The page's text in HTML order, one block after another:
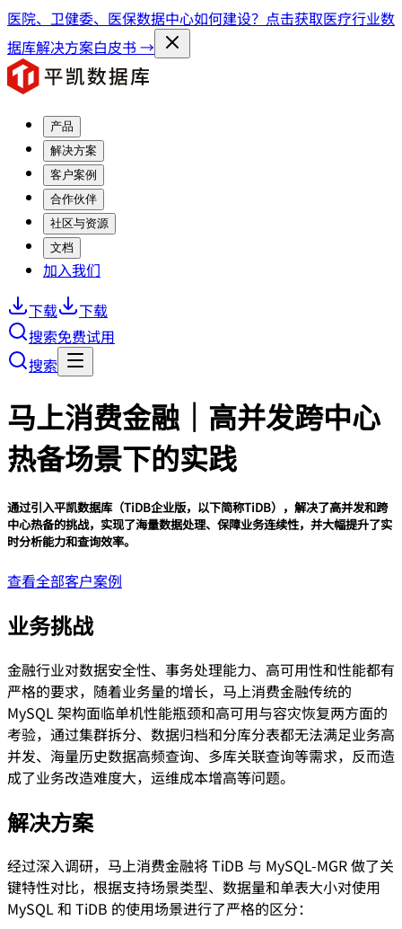
医院、卫健委、医保数据中心如何建设？点击获取医疗行业数
据库解决方案白皮书 →
产品
解决方案
客户案例
合作伙伴
社区与资源
文档
加入我们
下载
下载
搜索免费试用
搜索
马上消费金融｜高并发跨中心
热备场景下的实践
通过引入平凯数据库（TiDB企业版，以下简称TiDB），解决了高并发和跨
中心热备的挑战，实现了海量数据处理、保障业务连续性，并大幅提升了实
时分析能力和查询效率。
查看全部客户案例
业务挑战
金融行业对数据安全性、事务处理能力、高可用性和性能都有
严格的要求，随着业务量的增长，马上消费金融传统的
MySQL 架构面临单机性能瓶颈和高可用与容灾恢复两方面的
考验，通过集群拆分、数据归档和分库分表都无法满足业务高
并发、海量历史数据高频查询、多库关联查询等需求，反而造
成了业务改造难度大，运维成本增高等问题。
解决方案
经过深入调研，马上消费金融将 TiDB 与 MySQL-MGR 做了关
键特性对比，根据支持场景类型、数据量和单表大小对使用
MySQL 和 TiDB 的使用场景进行了严格的区分：